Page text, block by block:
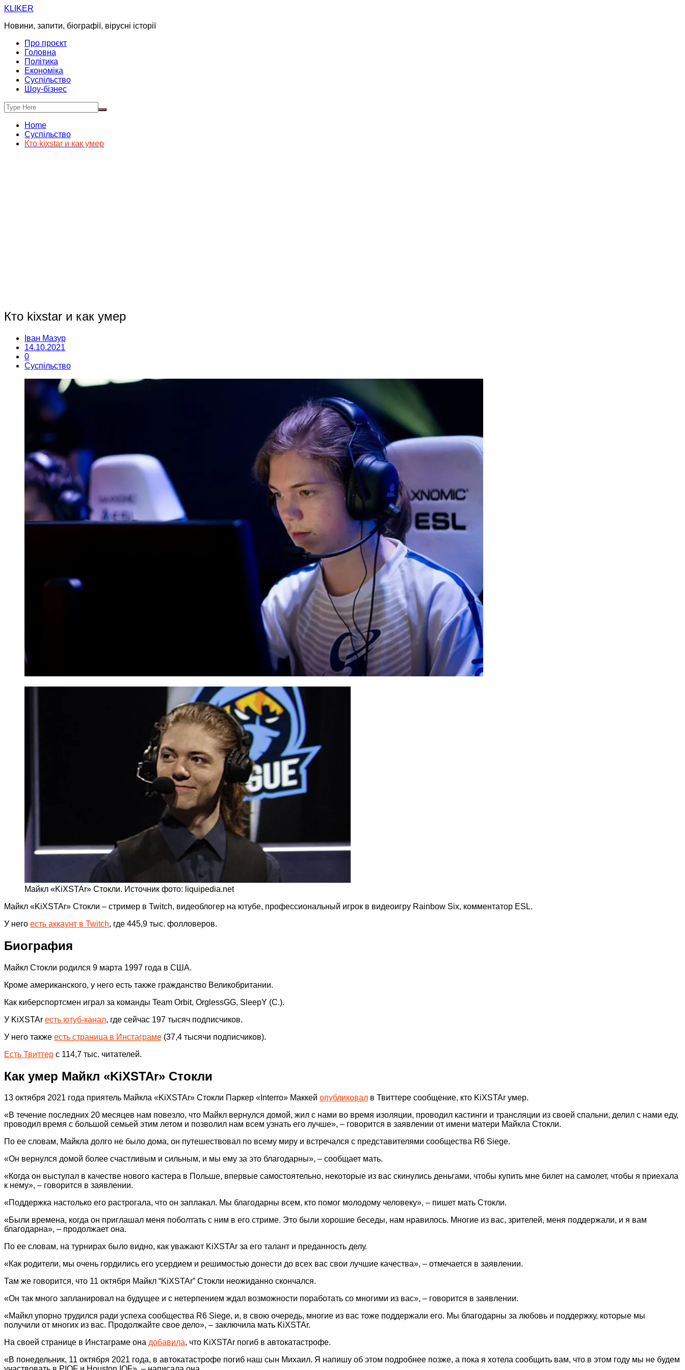
Skip
content
KLIKER
Новини, запити, біографії, вірусні історії
Про проєкт
Головна
Політика
Економіка
Суспільство
Шоу-бізнес
Home
Суспільство
Кто kixstar и как умер
Кто kixstar и как умер
Іван Мазур
14.10.2021
0
Суспільство
Майкл «KiXSTAr» Стокли. Источник фото: liquipedia.net
Майкл «KiXSTAr» Стокли – стример в Twitch, видеоблогер на ютубе, профессиональный игрок в видеоигру Rainbow Six, комментатор ESL.
У него есть аккаунт в Twitch, где 445,9 тыс. фолловеров.
Биография
Майкл Стокли родился 9 марта 1997 года в США.
Кроме американского, у него есть также гражданство Великобритании.
Как киберспортсмен играл за команды Team Orbit, OrglessGG, SleepY (C.).
У KiXSTAr есть ютуб-канал, где сейчас 197 тысяч подписчиков.
У него также есть страница в Инстаграме (37,4 тысячи подписчиков).
Есть Твиттер с 114,7 тыс. читателей.
Как умер Майкл «KiXSTAr» Стокли
13 октября 2021 года приятель Майкла «KiXSTAr» Стокли Паркер «Interro» Маккей опубликовал в Твиттере сообщение, кто KiXSTAr умер.
«В течение последних 20 месяцев нам повезло, что Майкл вернулся домой, жил с нами во время изоляции, проводил кастинги и трансляции из своей спальни, делил с нами еду,
проводил время с большой семьей этим летом и позволил нам всем узнать его лучше», – говорится в заявлении от имени матери Майкла Стокли.
По ее словам, Майкла долго не было дома, он путешествовал по всему миру и встречался с представителями сообщества R6 Siege.
«Он вернулся домой более счастливым и сильным, и мы ему за это благодарны», – сообщает мать.
«Когда он выступал в качестве нового кастера в Польше, впервые самостоятельно, некоторые из вас скинулись деньгами, чтобы купить мне билет на самолет, чтобы я приехала
к нему», – говорится в заявлении.
«Поддержка настолько его растрогала, что он заплакал. Мы благодарны всем, кто помог молодому человеку», – пишет мать Стокли.
«Были времена, когда он приглашал меня поболтать с ним в его стриме. Это были хорошие беседы, нам нравилось. Многие из вас, зрителей, меня поддержали, и я вам
благодарна», – продолжает она.
По ее словам, на турнирах было видно, как уважают KiXSTAr за его талант и преданность делу.
«Как родители, мы очень гордились его усердием и решимостью донести до всех вас свои лучшие качества», – отмечается в заявлении.
Там же говорится, что 11 октября Майкл “KiXSTAr” Стокли неожиданно скончался.
«Он так много запланировал на будущее и с нетерпением ждал возможности поработать со многими из вас», – говорится в заявлении.
«Майкл упорно трудился ради успеха сообщества R6 Siege, и, в свою очередь, многие из вас тоже поддержали его. Мы благодарны за любовь и поддержку, которые мы
получили от многих из вас. Продолжайте свое дело», – заключила мать KiXSTAr.
На своей странице в Инстаграме она добавила, что KiXSTAr погиб в автокатастрофе.
«В понедельник, 11 октября 2021 года, в автокатастрофе погиб наш сын Михаил. Я напишу об этом подробнее позже, а пока я хотела сообщить вам, что в этом году мы не будем